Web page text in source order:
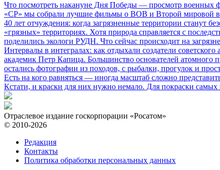
Что посмотреть накануне Дня Победы — просмотр военных
«СР» мы собрали лучшие фильмы о ВОВ и Второй мировой
40 лет отчуждения: когда загрязненные территории станут
«грязных» территориях. Хотя природа справляется с
поделились экологи РУДН. Что сейчас происходит на
Интервалы в интегралах: как отдыхали создатели советского
академик Петр Капица. Большинство основателей атомного
остались фотографии из походов, с рыбалки, прогулок и
Есть на кого равняться — иногда масштаб сложно
Кстати, и краски для них нужно немало. Для покраски
Отраслевое издание госкорпорации «Росатом»
© 2010-2026
Редакция
Контакты
Политика обработки персональных данных